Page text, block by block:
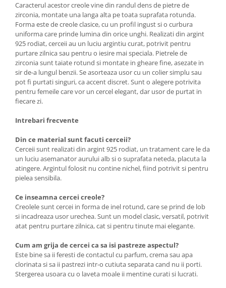
Caracterul acestor creole vine din randul dens de pietre de
zirconia, montate una langa alta pe toata suprafata rotunda.
Forma este de creole clasice, cu un profil ingust si o curbura
uniforma care prinde lumina din orice unghi. Realizati din argint
925 rodiat, cerceii au un luciu argintiu curat, potrivit pentru
purtare zilnica sau pentru o iesire mai speciala. Pietrele de
zirconia sunt taiate rotund si montate in gheare fine, asezate in
sir de-a lungul benzii. Se asorteaza usor cu un colier simplu sau
pot fi purtati singuri, ca accent discret. Sunt o alegere potrivita
pentru femeile care vor un cercel elegant, dar usor de purtat in
fiecare zi.
Intrebari frecvente
Din ce material sunt facuti cerceii?
Cerceii sunt realizati din argint 925 rodiat, un tratament care le da
un luciu asemanator aurului alb si o suprafata neteda, placuta la
atingere. Argintul folosit nu contine nichel, fiind potrivit si pentru
pielea sensibila.
Ce inseamna cercei creole?
Creolele sunt cercei in forma de inel rotund, care se prind de lob
si incadreaza usor urechea. Sunt un model clasic, versatil, potrivit
atat pentru purtare zilnica, cat si pentru tinute mai elegante.
Cum am grija de cercei ca sa isi pastreze aspectul?
Este bine sa ii feresti de contactul cu parfum, crema sau apa
clorinata si sa ii pastrezi intr-o cutiuta separata cand nu ii porti.
Stergerea usoara cu o laveta moale ii mentine curati si lucrati.